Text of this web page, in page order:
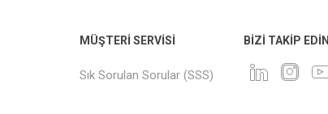
MÜŞTERI SERVISI
Sık Sorulan Sorular (SSS)
BIZI TAKIP EDIN